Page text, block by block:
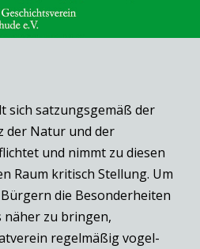
sich satzungsgemäß der
der Natur und der
und nimmt zu diesen
Raum kritisch Stellung. Um
die Besonderheiten
zu bringen,
regelmäßig vogel-